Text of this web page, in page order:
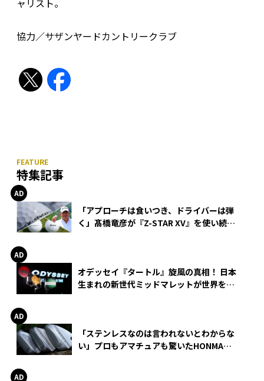
ャリスト。
協力／サザンヤードカントリークラブ
特集記事
「アプローチは食いつき、ドライバーは弾
く」髙橋竜彦が『Z-STAR XV』を使い続け
オデッセイ『タートル』旋風の真相！ 日本
生まれの新世代ミッドマレットが世界を席
「ステンレスなのは言われないとわからな
い」プロもアマチュアも驚いたHONMA